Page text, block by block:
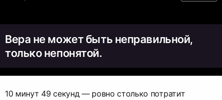
Вера не может быть неправильной,
только непонятой.
10 минут 49 секунд — ровно столько потратит